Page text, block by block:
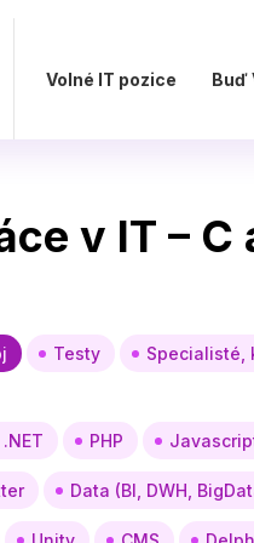
Volné IT pozice Buď
v IT –
Testy Specialisté,
.NET PHP
Data (BI, DWH,